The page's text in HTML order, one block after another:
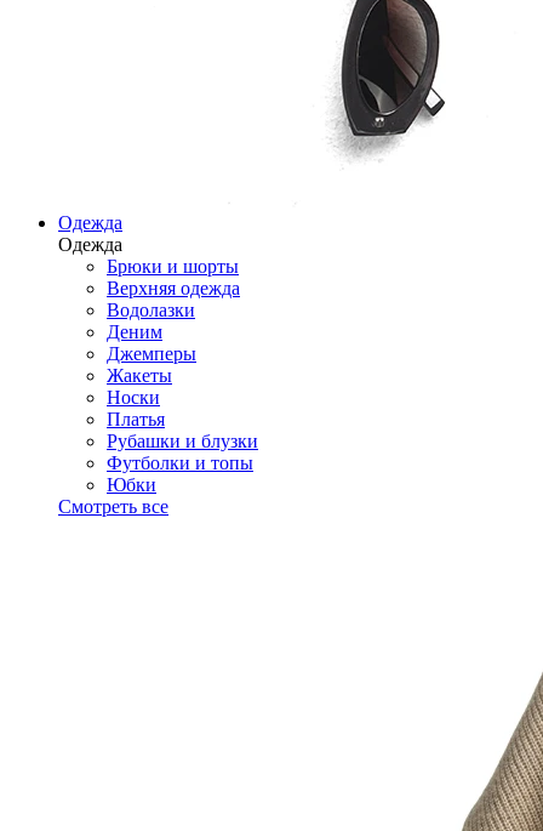
Одежда
Одежда
Брюки и шорты
Верхняя одежда
Водолазки
Деним
Джемперы
Жакеты
Носки
Платья
Рубашки и блузки
Футболки и топы
Юбки
Смотреть все